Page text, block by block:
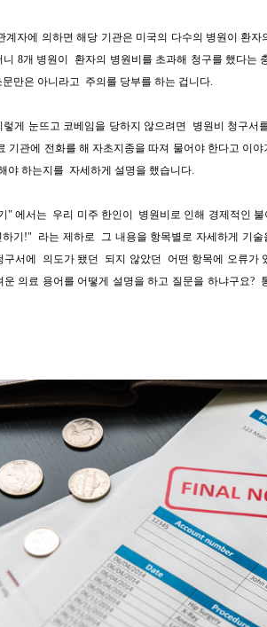
관계자에 의하면 해당 기관은 미국의 다수의 병원이 환
니 8개 병원이 환자의 병원비를 초과해 청구를 했다
만은 아니라고 주의를 당부를 하는 겁니다.
렇게 눈뜨고 코베임을 당하지 않으려면 병원비 청구서
기관에 전화를 해 자초지종을 따져 물어야 한다고 이
야 하는지를 자세하게 설명을 했습니다.
" 에서는 우리 미주 한인이 병원비로 인해 경제적인
하기!" 라는 제하로 그 내용을 항목별로 자세하게 기
구서에 의도가 됐던 되지 않았던 어떤 항목에 오류가
의료 용어를 어떻게 설명을 하고 질문을 하냐구요?